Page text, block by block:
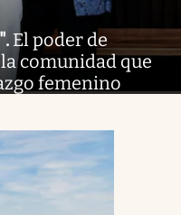
. El poder de
comunidad que
femenino